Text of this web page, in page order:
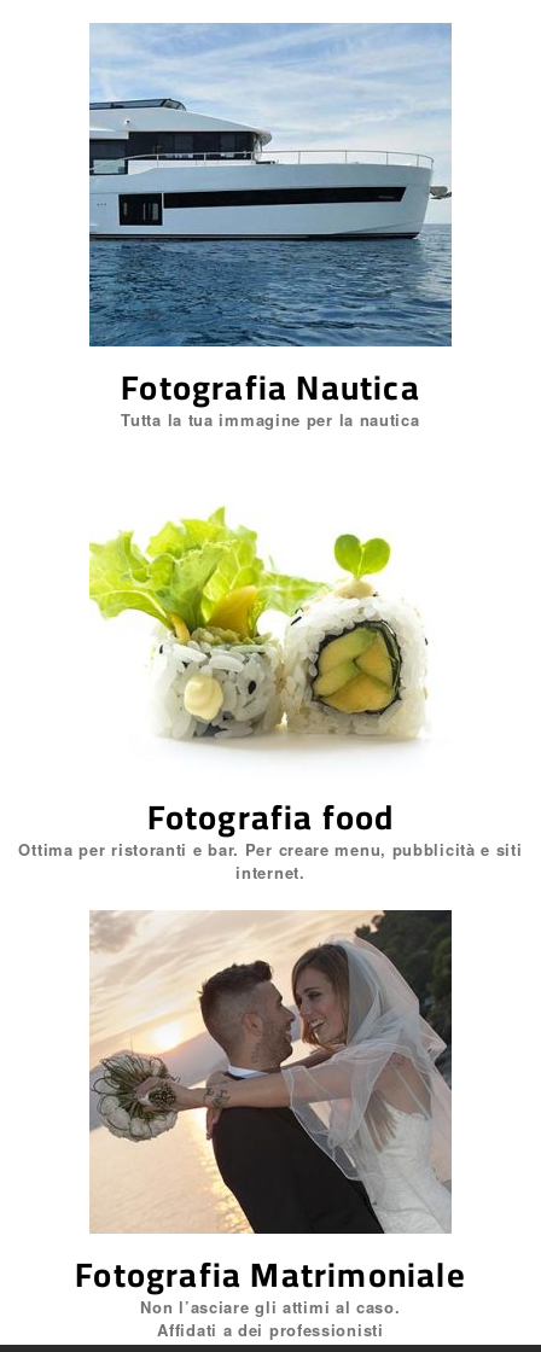
Feed dei commenti
WordPress.org
Locus ADV s.a.s. di Maurizio
Pigliacampi & Co. Genova,
Piazza Pinelli 29r | P.IVA
08687830961
Come velocizzare photoshop
professionali
Fotografia food
Fotografia Nautica
Tutta la tua immagine per la nautica
Fotografia food
Ottima per ristoranti e bar. Per creare menu, pubblicità e siti
internet.
Fotografia Matrimoniale
Non l’asciare gli attimi al caso.
Affidati a dei professionisti